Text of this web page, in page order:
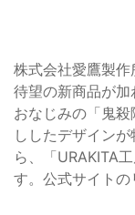
株式会社愛鷹製作
待望の新商品が
おなじみの「鬼
ししたデザイン
ら、「URAKITA
す。公式サイトの